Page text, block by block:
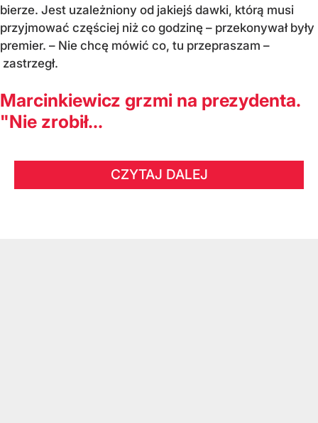
bierze. Jest uzależniony od jakiejś dawki, którą musi
przyjmować częściej niż co godzinę – przekonywał były
premier. – Nie chcę mówić co, tu przepraszam –
zastrzegł.
Marcinkiewicz grzmi na prezydenta.
"Nie zrobił...
CZYTAJ DALEJ